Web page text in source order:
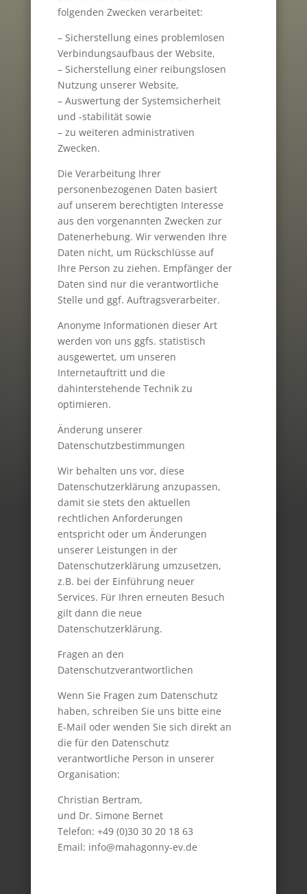
folgenden Zwecken verarbeitet:
– Sicherstellung eines problemlosen
Verbindungsaufbaus der Website,
– Sicherstellung einer reibungslosen
Nutzung unserer Website,
– Auswertung der Systemsicherheit
und -stabilität sowie
– zu weiteren administrativen
Zwecken.
Die Verarbeitung Ihrer
personenbezogenen Daten basiert
auf unserem berechtigten Interesse
aus den vorgenannten Zwecken zur
Datenerhebung. Wir verwenden Ihre
Daten nicht, um Rückschlüsse auf
Ihre Person zu ziehen. Empfänger der
Daten sind nur die verantwortliche
Stelle und ggf. Auftragsverarbeiter.
Anonyme Informationen dieser Art
werden von uns ggfs. statistisch
ausgewertet, um unseren
Internetauftritt und die
dahinterstehende Technik zu
optimieren.
Änderung unserer
Datenschutzbestimmungen
Wir behalten uns vor, diese
Datenschutzerklärung anzupassen,
damit sie stets den aktuellen
rechtlichen Anforderungen
entspricht oder um Änderungen
unserer Leistungen in der
Datenschutzerklärung umzusetzen,
z.B. bei der Einführung neuer
Services. Für Ihren erneuten Besuch
gilt dann die neue
Datenschutzerklärung.
Fragen an den
Datenschutzverantwortlichen
Wenn Sie Fragen zum Datenschutz
haben, schreiben Sie uns bitte eine
E-Mail oder wenden Sie sich direkt an
die für den Datenschutz
verantwortliche Person in unserer
Organisation:
Christian Bertram,
und Dr. Simone Bernet
Telefon: +49 (0)30 30 20 18 63
Email: info@mahagonny-ev.de